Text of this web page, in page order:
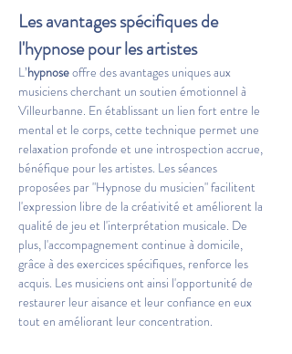
Les avantages spécifiques de
l'hypnose pour les artistes
L’hypnose offre des avantages uniques aux
musiciens cherchant un soutien émotionnel à
Villeurbanne. En établissant un lien fort entre le
mental et le corps, cette technique permet une
relaxation profonde et une introspection accrue,
bénéfique pour les artistes. Les séances
proposées par "Hypnose du musicien" facilitent
l'expression libre de la créativité et améliorent la
qualité de jeu et l'interprétation musicale. De
plus, l'accompagnement continue à domicile,
grâce à des exercices spécifiques, renforce les
acquis. Les musiciens ont ainsi l'opportunité de
restaurer leur aisance et leur confiance en eux
tout en améliorant leur concentration.